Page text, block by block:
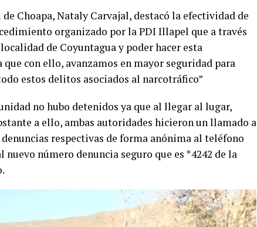
Choapa, Nataly Carvajal, destacó la efectividad de
organizado por la PDI Illapel que a través
de Coyuntagua y poder hacer esta
con ello, avanzamos en mayor seguridad para
estos delitos asociados al narcotráfico”
no hubo detenidos ya que al llegar al lugar,
a ello, ambas autoridades hicieron un llamado a
respectivas de forma anónima al teléfono
número denuncia seguro que es *4242 de la